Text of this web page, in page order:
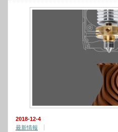
2018-12-4
最新情報